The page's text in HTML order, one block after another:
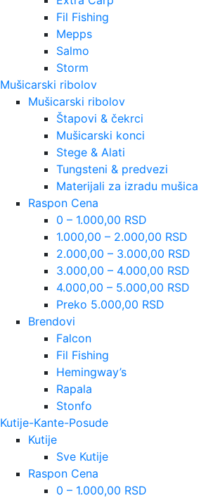
Fil Fishing
Mepps
Salmo
Storm
Mušicarski ribolov
Mušicarski ribolov
Štapovi & čekrci
Mušicarski konci
Stege & Alati
Tungsteni & predvezi
Materijali za izradu mušica
Raspon Cena
0 – 1.000,00 RSD
1.000,00 – 2.000,00 RSD
2.000,00 – 3.000,00 RSD
3.000,00 – 4.000,00 RSD
4.000,00 – 5.000,00 RSD
Preko 5.000,00 RSD
Brendovi
Falcon
Fil Fishing
Hemingway’s
Rapala
Stonfo
Kutije-Kante-Posude
Kutije
Sve Kutije
Raspon Cena
0 – 1.000,00 RSD